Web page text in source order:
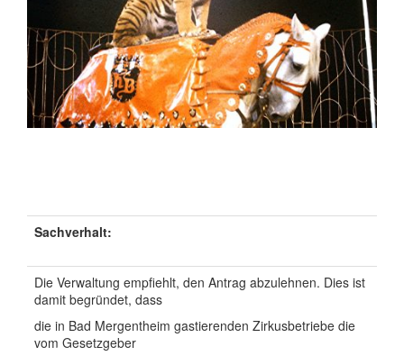
Sachverhalt:
Die Verwaltung empfiehlt, den Antrag abzulehnen. Dies ist
damit begründet, dass
die in Bad Mergentheim gastierenden Zirkusbetriebe die
vom Gesetzgeber